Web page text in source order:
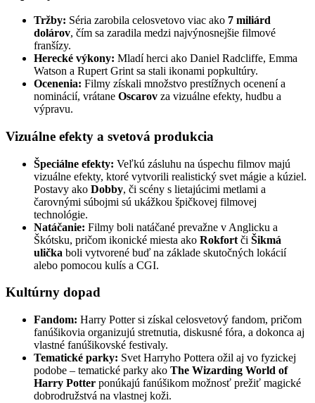
Tržby: Séria zarobila celosvetovo viac ako 7 miliárd
dolárov, čím sa zaradila medzi najvýnosnejšie filmové
franšízy.
Herecké výkony: Mladí herci ako Daniel Radcliffe, Emma
Watson a Rupert Grint sa stali ikonami popkultúry.
Ocenenia: Filmy získali množstvo prestížnych ocenení a
nominácií, vrátane Oscarov za vizuálne efekty, hudbu a
výpravu.
Vizuálne efekty a svetová produkcia
Špeciálne efekty: Veľkú zásluhu na úspechu filmov majú
vizuálne efekty, ktoré vytvorili realistický svet mágie a kúziel.
Postavy ako Dobby, či scény s lietajúcimi metlami a
čarovnými súbojmi sú ukážkou špičkovej filmovej
technológie.
Natáčanie: Filmy boli natáčané prevažne v Anglicku a
Škótsku, pričom ikonické miesta ako Rokfort či Šikmá
ulička boli vytvorené buď na základe skutočných lokácií
alebo pomocou kulís a CGI.
Kultúrny dopad
Fandom: Harry Potter si získal celosvetový fandom, pričom
fanúšikovia organizujú stretnutia, diskusné fóra, a dokonca aj
vlastné fanúšikovské festivaly.
Tematické parky: Svet Harryho Pottera ožil aj vo fyzickej
podobe – tematické parky ako The Wizarding World of
Harry Potter ponúkajú fanúšikom možnosť prežiť magické
dobrodružstvá na vlastnej koži.